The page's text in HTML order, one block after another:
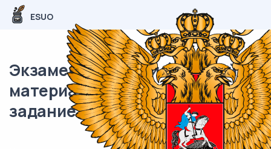
ESUO
Экзаменационный (типовой)
материал ЕГЭ / История / 19
задание (24) / 52